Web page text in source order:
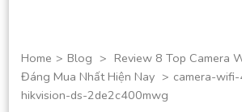
Home > Blog > Review 8 Top Camera
Đáng Mua Nhất Hiện Nay > camera-
hikvision-ds-2de2c400mwg